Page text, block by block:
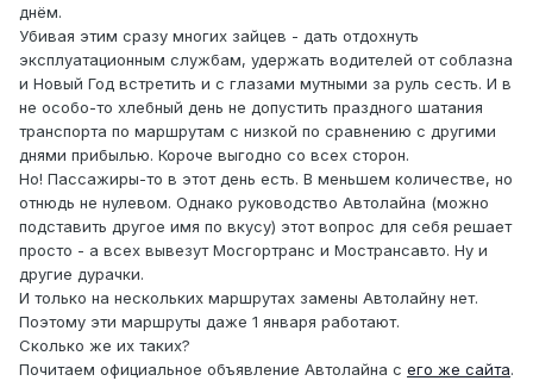
днём.
Убивая этим сразу многих зайцев - дать отдохнуть
эксплуатационным службам, удержать водителей от соблазна
и Новый Год встретить и с глазами мутными за руль сесть. И в
не особо-то хлебный день не допустить праздного шатания
транспорта по маршрутам с низкой по сравнению с другими
днями прибылью. Короче выгодно со всех сторон.
Но! Пассажиры-то в этот день есть. В меньшем количестве, но
отнюдь не нулевом. Однако руководство Автолайна (можно
подставить другое имя по вкусу) этот вопрос для себя решает
просто - а всех вывезут Мосгортранс и Мострансавто. Ну и
другие дурачки.
И только на нескольких маршрутах замены Автолайну нет.
Поэтому эти маршруты даже 1 января работают.
Сколько же их таких?
Почитаем официальное объявление Автолайна с его же сайта.